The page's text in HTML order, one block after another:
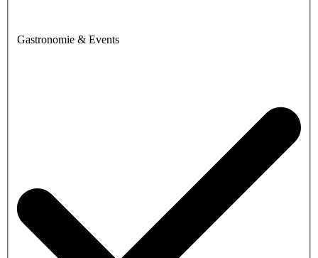
Gastronomie & Events